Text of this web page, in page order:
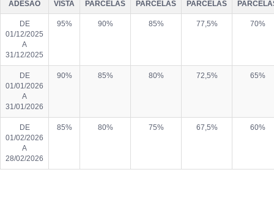
ADESÃO
VISTA
PARCELAS
PARCELAS
PARCELAS
DE
01/12/2025
A
31/12/2025
95% 90% 85% 77,5% 70%
DE
01/01/2026
A
31/01/2026
90% 85% 80% 72,5% 65%
DE
01/02/2026
A
28/02/2026
85% 80% 75% 67,5% 60%